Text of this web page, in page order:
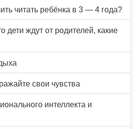
читать ребёнка в 3 — 4 года?
дети ждут от родителей, какие
свои чувства
интеллекта и